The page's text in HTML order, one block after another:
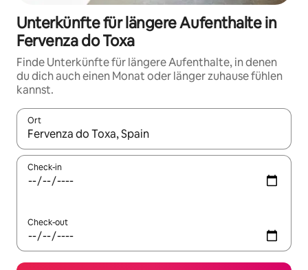
Unterkünfte für längere Aufenthalte in
Fervenza do Toxa
Finde Unterkünfte für längere Aufenthalte, in denen
du dich auch einen Monat oder länger zuhause fühlen
kannst.
Ort
Wenn Ergebnisse verfügbar sind, navigiere mit den
Check-in
Check-out